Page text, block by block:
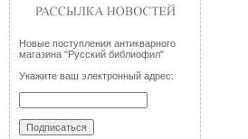
Новые поступления антикварного
магазина "Русский библиофил"
Укажите ваш электронный адрес: